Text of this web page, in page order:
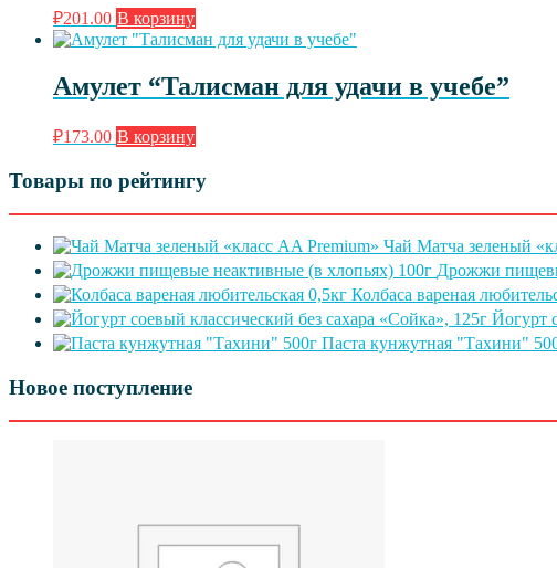
₽201.00 В корзину
Амулет “Талисман для удачи в учебе”
₽173.00 В корзину
Товары по рейтингу
Чай Матча зеленый
Дрожжи
Колбаса вареная
Йогурт
Паста кунжутная "Тахини"
Новое поступление